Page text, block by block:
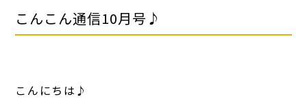
こんこん通信10月号♪
こんにちは♪